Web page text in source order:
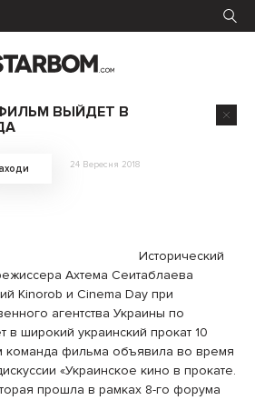
ВЫЙДЕТ В
24 Вересня 2018
Исторический
Ахтема Сеитаблаева
Kinorob и Cinema Day при
агентства Украины по
в широкий украинский прокат 10
команда фильма объявила во время
«Украинское кино в прокате.
прошла в рамках 8-го форума